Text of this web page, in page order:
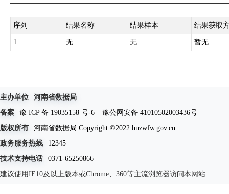
序列 结果名称 结果样本 结果获取
1 无 无 暂无
主办单位
河南省数据局
备案
豫 ICP 备 19035158 号-6
豫公网安备 41010502003436号
版权所有
河南省数据局 Copyright ©2022 hnzwfw.gov.cn
政务服务热线
12345
技术支持电话
0371-65250866
建议使用IE10及以上版本或Chrome、360等主流浏览器访问本网站